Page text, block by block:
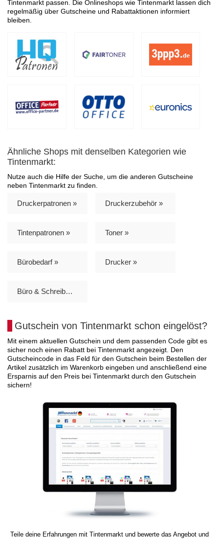
Tintenmarkt passen. Die Onlineshops wie Tintenmarkt lassen dich
regelmäßig über Gutscheine und Rabattaktionen informiert
bleiben.
Ähnliche Shops mit denselben Kategorien wie
Tintenmarkt:
Nutze auch die Hilfe der Suche, um die anderen Gutscheine
neben Tintenmarkt zu finden.
Druckerpatronen » Druckerzubehör »
Tintenpatronen » Toner »
Bürobedarf » Drucker »
Büro & Schreibwaren »
Gutschein von Tintenmarkt schon eingelöst?
Mit einem aktuellen Gutschein und dem passenden Code gibt es
sicher noch einen Rabatt bei Tintenmarkt angezeigt. Den
Gutscheincode in das Feld für den Gutschein beim Bestellen der
Artikel zusätzlich im Warenkorb eingeben und anschließend eine
Ersparnis auf den Preis bei Tintenmarkt durch den Gutschein
sichern!
Teile deine Erfahrungen mit Tintenmarkt und bewerte das Angebot und